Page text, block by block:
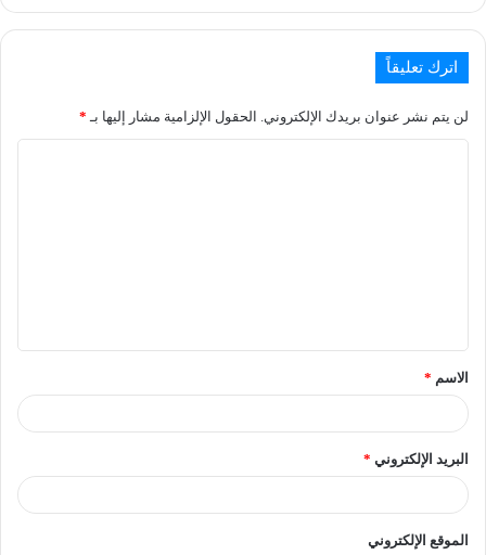
اترك تعليقاً
لن يتم نشر عنوان بريدك الإلكتروني. الحقول الإلزامية مشار إليها بـ *
الاسم *
البريد الإلكتروني *
الموقع الإلكتروني